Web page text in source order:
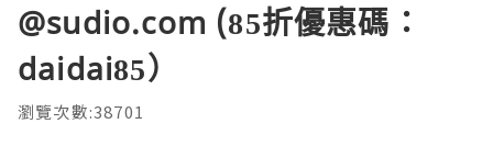
@sudio.com (85折優惠碼：
daidai85）
瀏覽次數:38701